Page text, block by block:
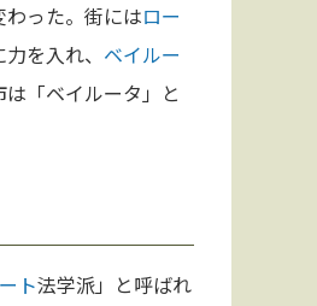
った。街にはロー
を入れ、 ベイルー
「ベイルータ」と
ト法学派」と呼ばれ